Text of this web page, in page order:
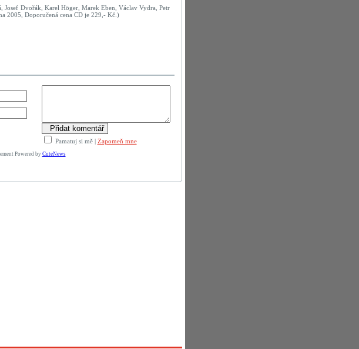
Josef Dvořák, Karel Höger, Marek Eben, Václav Vydra, Petr
2005, Doporučená cena CD je 229,- Kč.)
Pamatuj si mě| Zapomeň mne
Powered by CuteNews